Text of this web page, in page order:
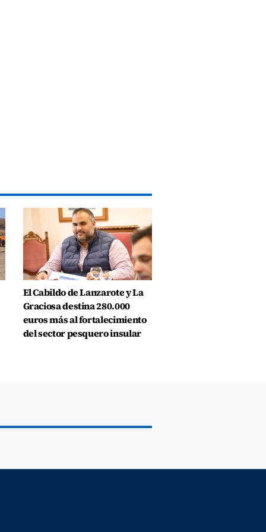
El Cabildo de Lanzarote y La
Graciosa destina 280.000
euros más al fortalecimiento
del sector pesquero insular